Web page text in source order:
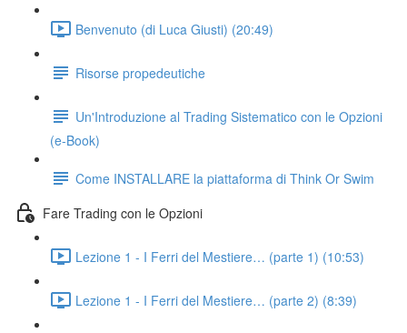
Benvenuto (di Luca Giusti) (20:49)
Risorse propedeutiche
Un'Introduzione al Trading Sistematico con le Opzioni
(e-Book)
Come INSTALLARE la piattaforma di Think Or Swim
Fare Trading con le Opzioni
Lezione 1 - I Ferri del Mestiere… (parte 1) (10:53)
Lezione 1 - I Ferri del Mestiere… (parte 2) (8:39)